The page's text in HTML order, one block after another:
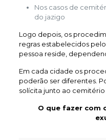
Nos casos de
do jazigo
Logo depois, os
regras estabelecidos
pessoa reside,
Em cada cidade os
poderão ser diferentes.
solícita junto ao
O que fazer com